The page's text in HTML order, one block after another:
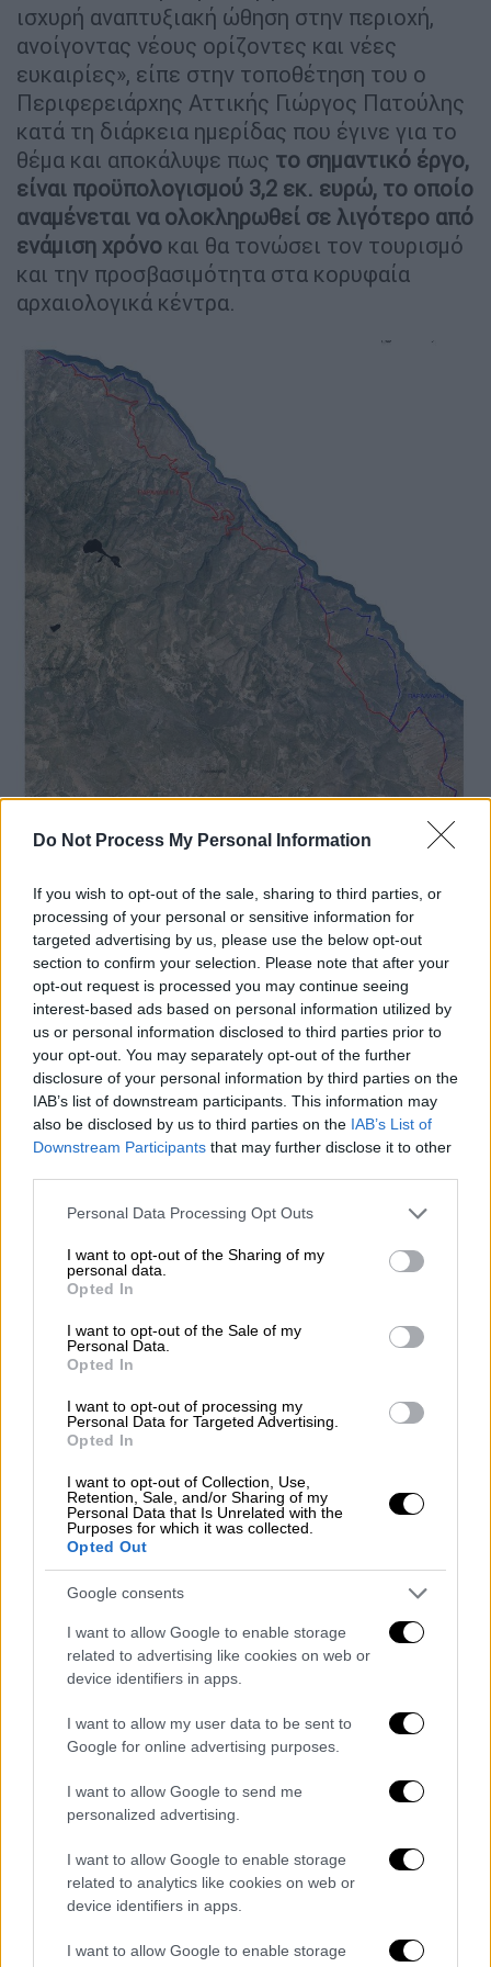
Do Not Process My Personal Information
If you wish to opt-out of the sale, sharing to third parties, or
processing of your personal or sensitive information for
targeted advertising by us, please use the below opt-out
section to confirm your selection. Please note that after your
opt-out request is processed you may continue seeing
interest-based ads based on personal information utilized by
us or personal information disclosed to third parties prior to
your opt-out. You may separately opt-out of the further
disclosure of your personal information by third parties on the
IAB’s list of downstream participants. This information may
also be disclosed by us to third parties on the IAB’s List of
Downstream Participants that may further disclose it to other
Please note that this website/app uses one or more Google
not limited to your visit or usage behaviour. You may click to
grant or deny consent to Google and its third-party tags to
use your data for below specified purposes in below Google
consent section.
Personal Data Processing Opt Outs
I want to opt-out of the Sharing of my
personal data.
Opted In
I want to opt-out of the Sale of my
Personal Data.
Opted In
I want to opt-out of processing my
Personal Data for Targeted Advertising.
Opted In
I want to opt-out of Collection, Use,
Retention, Sale, and/or Sharing of my
Personal Data that Is Unrelated with the
Purposes for which it was collected.
Opted Out
Google consents
I want to allow Google to enable storage
related to advertising like cookies on web or
device identifiers in apps.
I want to allow my user data to be sent to
Google for online advertising purposes.
I want to allow Google to send me
personalized advertising.
I want to allow Google to enable storage
related to analytics like cookies on web or
device identifiers in apps.
I want to allow Google to enable storage
ισχυρή αναπτυξιακή ώθηση στην περιοχή,
ανοίγοντας νέους ορίζοντες και νέες
ευκαιρίες», είπε στην τοποθέτηση του ο
Περιφερειάρχης Αττικής Γιώργος Πατούλης
κατά τη διάρκεια ημερίδας που έγινε για το
θέμα και αποκάλυψε πως το σημαντικό έργο,
είναι προϋπολογισμού 3,2 εκ. ευρώ, το οποίο
αναμένεται να ολοκληρωθεί σε λιγότερο από
ενάμιση χρόνο και θα τονώσει τον τουρισμό
και την προσβασιμότητα στα κορυφαία
αρχαιολογικά κέντρα.
Η χρυσή ευκαιρία
Ο δήμαρχος Ωρωπού Γιώργος Γιασημάκης
είπε πως ενώ οι δήμοι Μαραθώνα και
Ωρωπού από αρχαιοτάτων χρόνων ήταν
πρωταγωνιστές σε όλες τις
δραστηριότητες σε ένα ασύλληπτο ταξίδι
ιστορίας και πολιτισμού, εν έτη 2022
αποτελούν την πίσω αυλή της Αθήνας. «Εργα
όπως ο οδικός άξονας Ωρωπού - Μαραθώνα,
ο προαστιακός, οι βιολογικοί καθαρισμοί, η
οδικό δίκτυο είναι μερικά από τα έργα που
μπορούν να αλλάξουν τον τόπο. Είναι χρυσή
ευκαιρία να συζητήσουμε και να
δρομολογήσουμε αυτά τα έργα και να
δώσουμε στους πολίτες αυτά που
διεκδικούσαν εδώ και δεκαετίας. Η
Μαραθώνα είναι ένα τέτοιοέργο πνοής που
θα ενώσει τη βορειοανατολική Αττική και να
αναπτυχθεί εμπορικά και τουριστικά
Εκμηδενίζονται οι αποστάσεις, οι ακτές
αναβαθμίζονται», είπε ο Γιασημάκης.
Η ημερίδα που έγινε για τον νέο οδικό άξονα
Βόρεια Ριβιέρα ή Ανατολική Ακτή;